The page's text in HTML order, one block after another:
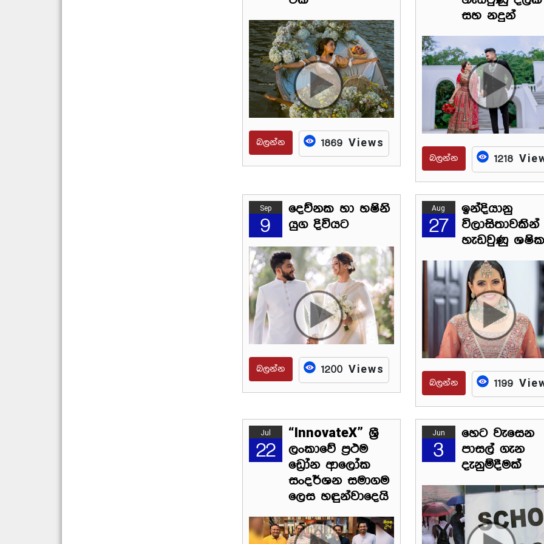
බලන්න 1869 Views
සහ නදුන්
බලන්න 1218
Sep
9
දෙව්නක හා හෂිනි
යුග දිවියට
බලන්න 1200 Views
Aug
27
ඉන්දියානු
විලාසිතාවකින්
හැඩවුණු
බලන්න 1199
Jul
22
“InnovateX” ශ්‍රී
ලංකාවේ ප්‍රථම
ඩ්‍රෝන ආලෝක
සංදර්ශන සමාගම
ලෙස හඳුන්වාදෙයි
Jun
3
හෙට වැසෙන
පාසල් ගැන
දැනුම්දීමක්